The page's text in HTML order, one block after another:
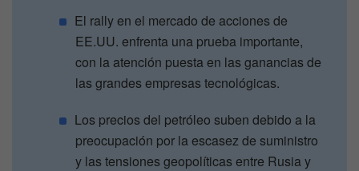
El rally en el mercado de acciones de
EE.UU. enfrenta una prueba importante,
con la atención puesta en las ganancias de
las grandes empresas tecnológicas.
Los precios del petróleo suben debido a la
preocupación por la escasez de suministro
y las tensiones geopolíticas entre Rusia y